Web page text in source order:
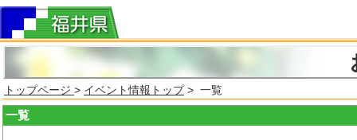
トップページ > イベント情報トップ> 一覧
一覧